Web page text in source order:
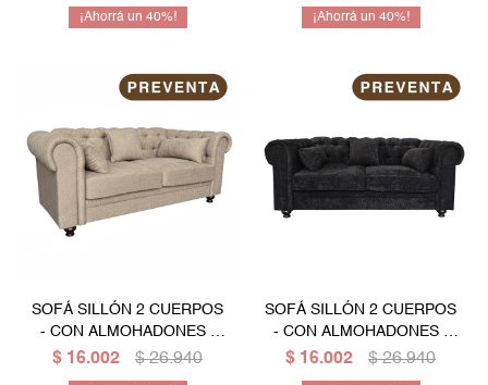
40 40
SOFÁ SILLÓN 2 CUERPOS
- CON ALMOHADONES -
COLOR CREMA
$ 16.002 $ 26.940
SOFÁ SILLÓN 2 CUERPOS
- CON ALMOHADONES -
NEGRO
$ 16.002 $ 26.940